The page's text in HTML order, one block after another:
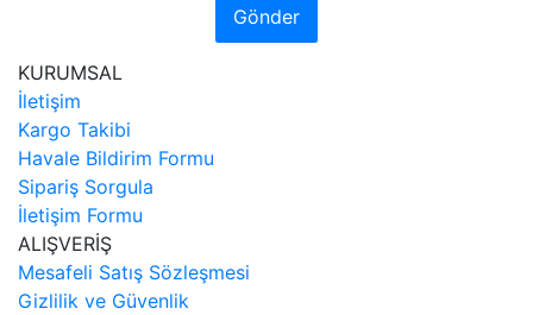
Gönder
KURUMSAL
İletişim
Kargo Takibi
Havale Bildirim Formu
Sipariş Sorgula
İletişim Formu
ALIŞVERİŞ
Mesafeli Satış Sözleşmesi
Gizlilik ve Güvenlik